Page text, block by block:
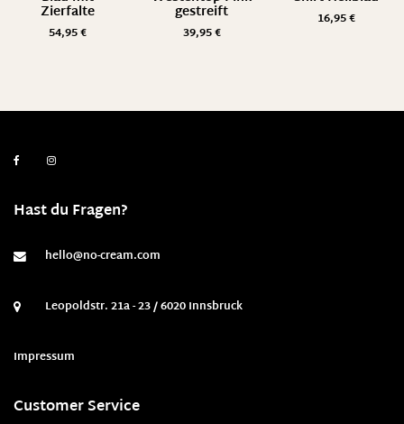
Zierfalte
54,95€
gestreift
39,95€
16,95€
Hast du Fragen?
hello@no-cream.com
Leopoldstr. 21a - 23 / 6020 Innsbruck
Impressum
Customer Service